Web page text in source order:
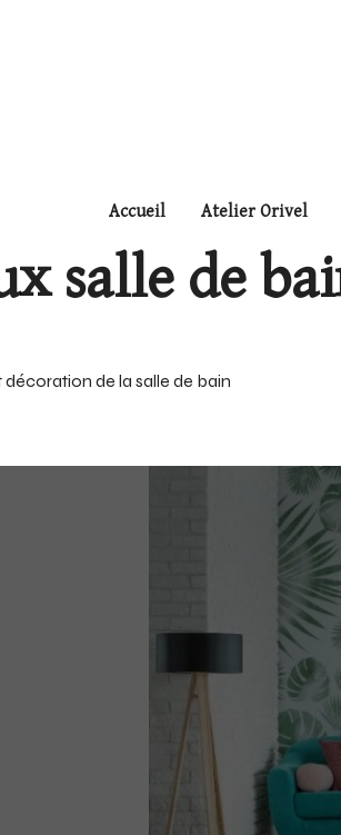
Accueil Atelier Orivel
salle de
de la salle de bain